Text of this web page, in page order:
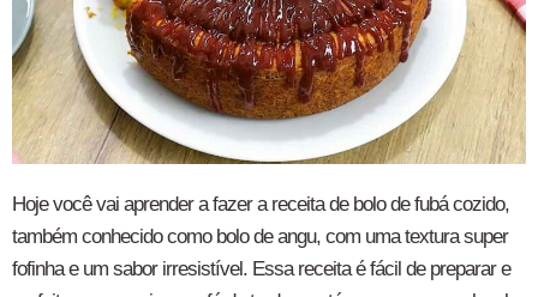
Hoje você vai aprender a fazer a receita de bolo de fubá cozido,
também conhecido como bolo de angu, com uma textura super
fofinha e um sabor irresistível. Essa receita é fácil de preparar e